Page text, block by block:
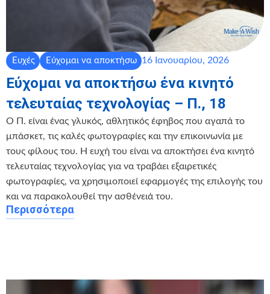
Ευχές Εύχομαι να αποκτήσω 16 Ιανουαρίου, 2026
Εύχομαι να αποκτήσω ένα κινητό
τελευταίας τεχνολογίας – Π., 18
Ο Π. είναι ένας γλυκός, αθλητικός έφηβος που αγαπά το
μπάσκετ, τις καλές φωτογραφίες και την επικοινωνία με
τους φίλους του. Η ευχή του είναι να αποκτήσει ένα κινητό
τελευταίας τεχνολογίας για να τραβάει εξαιρετικές
φωτογραφίες, να χρησιμοποιεί εφαρμογές της επιλογής του
και να παρακολουθεί την ασθένειά του.
Περισσότερα